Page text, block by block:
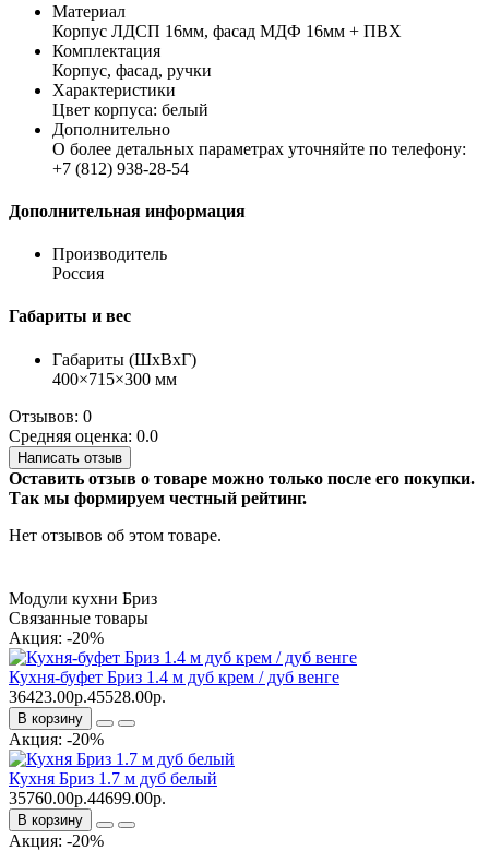
Материал
Корпус ЛДСП 16мм, фасад МДФ 16мм + ПВХ
Комплектация
Корпус, фасад, ручки
Характеристики
Цвет корпуса: белый
Дополнительно
О более детальных параметрах уточняйте по телефону:
+7 (812) 938-28-54
Дополнительная информация
Производитель
Россия
Габариты и вес
Габариты (ШхВхГ)
400×715×300 мм
Отзывов: 0
Средняя оценка: 0.0
Написать отзыв
Оставить отзыв о товаре можно только после его покупки.
Так мы формируем честный рейтинг.
Нет отзывов об этом товаре.
Модули кухни Бриз
Связанные товары
Акция: -20%
Кухня-буфет Бриз 1.4 м дуб крем / дуб венге
36423.00р.45528.00р.
В корзину
Акция: -20%
Кухня Бриз 1.7 м дуб белый
35760.00р.44699.00р.
В корзину
Акция: -20%